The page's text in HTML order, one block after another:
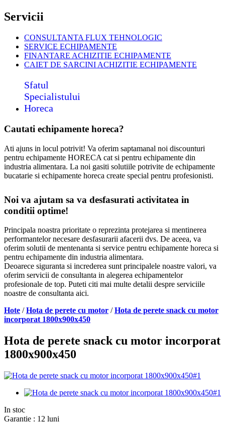
Servicii
CONSULTANTA FLUX TEHNOLOGIC
SERVICE ECHIPAMENTE
FINANTARE ACHIZITIE ECHIPAMENTE
CAIET DE SARCINI ACHIZITIE ECHIPAMENTE
Sfatul
Specialistului
Horeca
Cautati echipamente horeca?
Ati ajuns in locul potrivit! Va oferim saptamanal noi discounturi
pentru echipamente HORECA cat si pentru echipamente din
industria alimentara. La noi gasiti solutiile potrivite de echipamente
bucatarie si echipamente horeca create special pentru profesionisti.
Noi va ajutam sa va desfasurati activitatea in
conditii optime!
Principala noastra prioritate o reprezinta protejarea si mentinerea
performantelor necesare desfasurarii afacerii dvs. De aceea, va
oferim solutii de mentenanta si service pentru echipamente horeca si
pentru echipamente din industria alimentara.
Deoarece siguranta si increderea sunt principalele noastre valori, va
oferim servicii de consultanta in alegerea echipamentelor
profesionale de top. Puteti citi mai multe detalii despre serviciile
noastre de consultanta aici.
Hote /Hota de perete cu motor /Hota de perete snack cu motor
incorporat 1800x900x450
Hota de perete snack cu motor incorporat
1800x900x450
In stoc
Garantie : 12 luni